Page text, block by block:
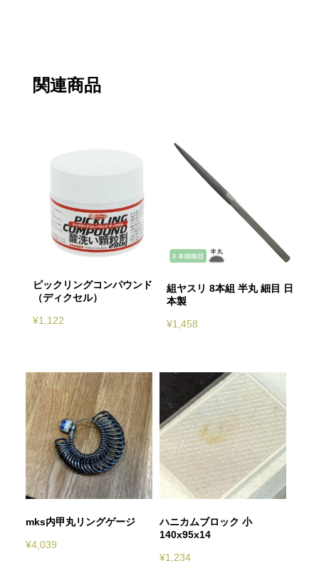
関連商品
ピックリングコンパウンド
（ディクセル）
¥1,122
組ヤスリ 8本組 半丸 細目 日
本製
¥1,458
mks内甲丸リングゲージ
¥4,039
ハニカムブロック 小
140x95x14
¥1,234